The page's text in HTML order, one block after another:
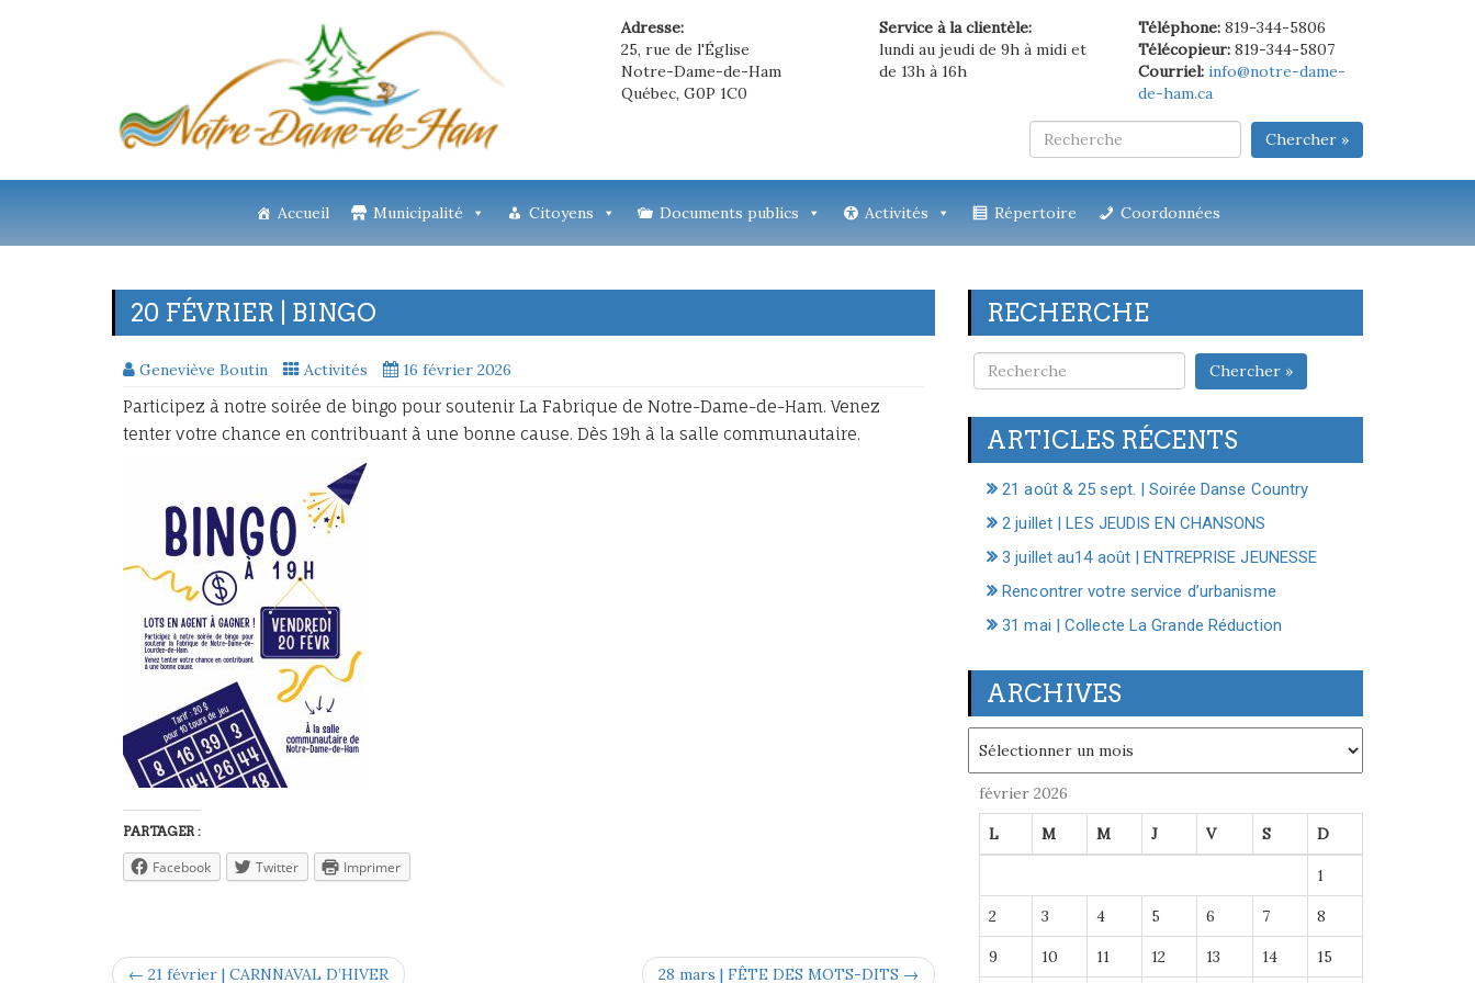
Adresse:
25, rue de l'Église
Notre-Dame-de-Ham
Québec, G0P 1C0
Service à la clientèle:
lundi au jeudi de 9h à midi et
de 13h à 16h
Téléphone:819-344-5806
Télécopieur:819-344-5807
Courriel: info@notre-dame-
de-ham.ca
Chercher »
Accueil Municipalité Citoyens Documents publics Activités Répertoire Coordonnées
20 FÉVRIER | BINGO
Geneviève Boutin Activités 16 février 2026
Participez à notre soirée de bingo pour soutenir La Fabrique de Notre-Dame-de-Ham. Venez
tenter votre chance en contribuant à une bonne cause. Dès 19h à la salle communautaire.
PARTAGER :
Facebook Twitter Imprimer
← 21 février | CARNNAVAL D’HIVER 28 mars | FÊTE DES MOTS-DITS →
RECHERCHE
Chercher »
ARTICLES RÉCENTS
21 août & 25 sept. | Soirée Danse Country
2 juillet | LES JEUDIS EN CHANSONS
3 juillet au14 août | ENTREPRISE JEUNESSE
Rencontrer votre service d’urbanisme
31 mai | Collecte La Grande Réduction
ARCHIVES
février 2026
L M M J V S D
1
2 3 4 5 6 7 8
9 10 11 12 13 14 15